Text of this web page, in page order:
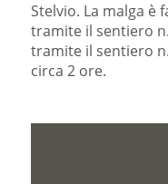
Stelvio. La malga è
tramite il sentiero
tramite il sentiero
circa 2 ore.